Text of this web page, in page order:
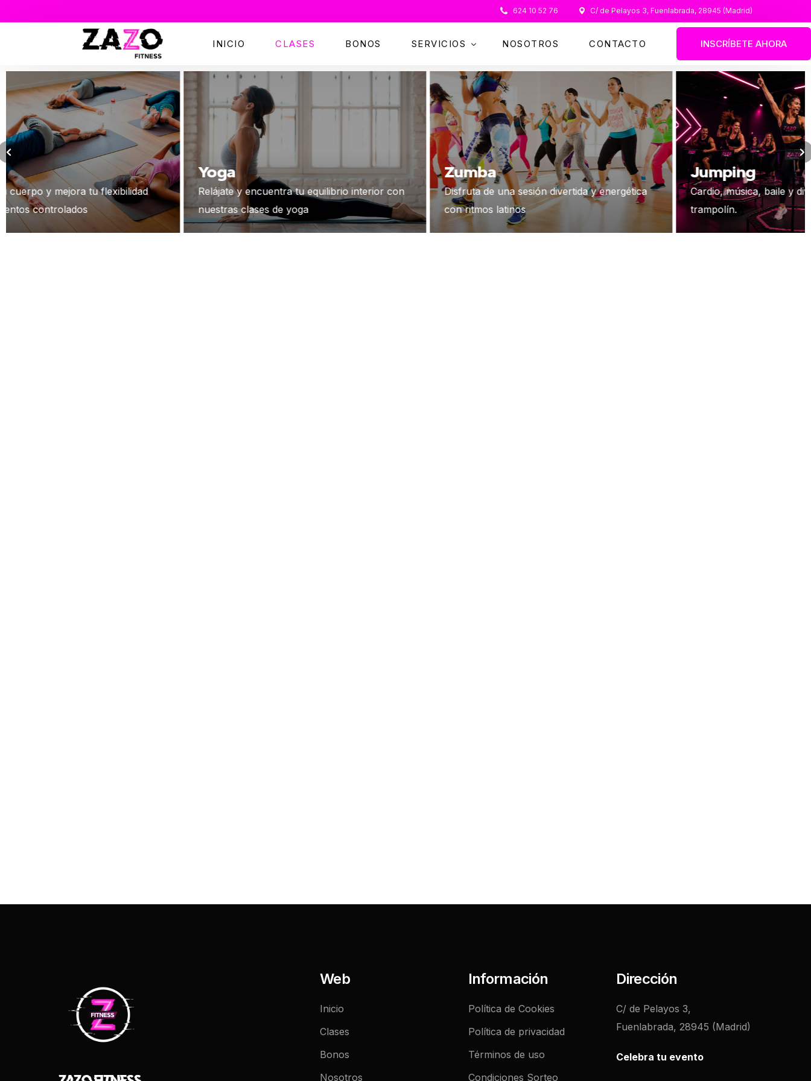
624 10 52 76 C/ de Pelayos 3, Fuenlabrada, 28945 (Madrid)
INICIO CLASES BONOS SERVICIOS
CELEBRA TU EVENTO
MASAJES
NUTRICIÓN
COACHING EMOCIONAL
ENTRENAMIENTO PERSONAL
NOSOTROS CONTACTO INSCRÍBETE AHORA
Yoga
Relájate y encuentra tu equilibrio interior con
nuestras clases de yoga
Zumba
Disfruta de una sesión divertida y energética
con ritmos latinos
Jumping
Cardio, música, baile y diversión sobre el
trampolín.
Web
Inicio
Clases
Bonos
Nosotros
Información
Política de Cookies
Política de privacidad
Términos de uso
Condiciones Sorteo
Dirección
C/ de Pelayos 3,
Fuenlabrada, 28945 (Madrid)
Celebra tu evento